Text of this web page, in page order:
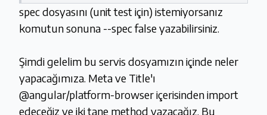
spec dosyasını (unit test için) istemiyorsanız
komutun sonuna --spec false yazabilirsiniz.
Şimdi gelelim bu servis dosyamızın içinde neler
yapacağımıza. Meta ve Title'ı
@angular/platform-browser içerisinden import
edeceğiz ve iki tane method yazacağız. Bu